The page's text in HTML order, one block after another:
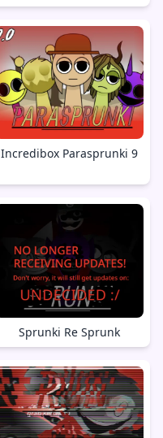
Incredibox Parasprunki 9
Sprunki Re Sprunk